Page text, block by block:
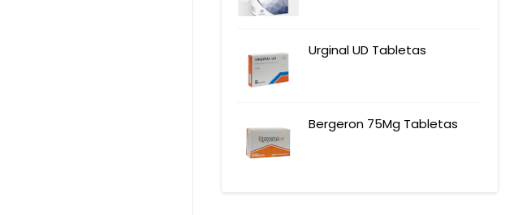
Urginal UD Tabletas
Bergeron 75Mg Tabletas